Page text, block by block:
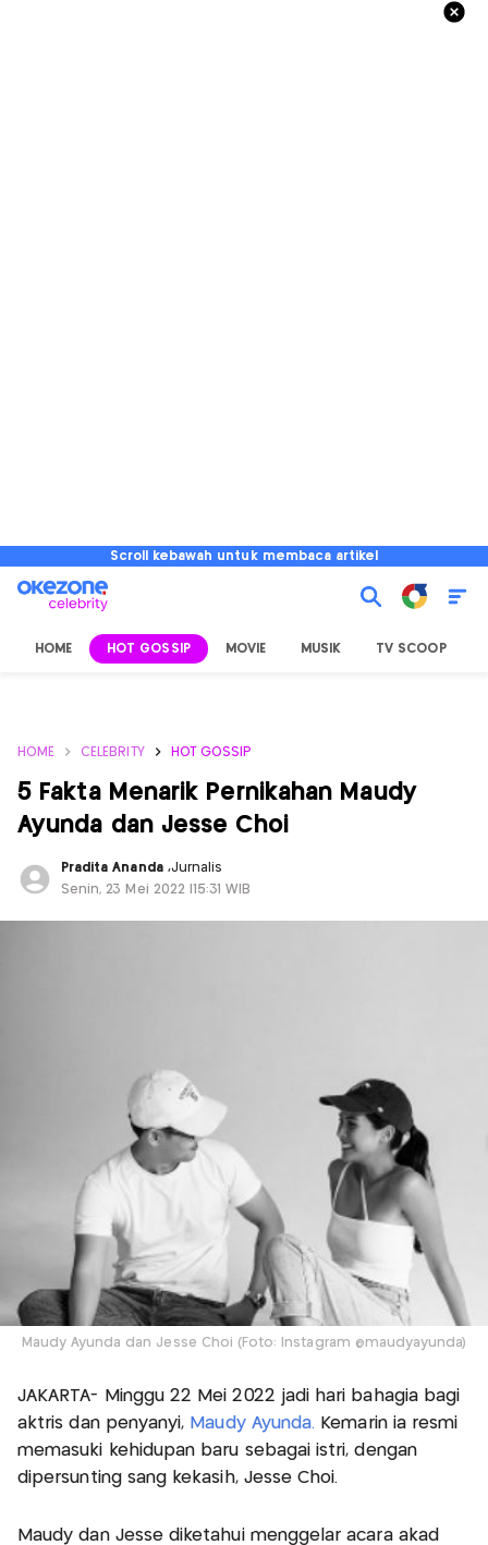
Scroll kebawah untuk membaca artikel
HOME HOT GOSSIP MOVIE MUSIK TV SCOOP
HOME CELEBRITY HOT GOSSIP
5 Fakta Menarik Pernikahan Maudy
Ayunda dan Jesse Choi
Pradita Ananda ,Jurnalis
Senin, 23 Mei 2022 |15:31 WIB
Maudy Ayunda dan Jesse Choi (Foto: Instagram @maudyayunda)
JAKARTA- Minggu 22 Mei 2022 jadi hari bahagia bagi
aktris dan penyanyi, Maudy Ayunda. Kemarin ia resmi
memasuki kehidupan baru sebagai istri, dengan
dipersunting sang kekasih, Jesse Choi.
Maudy dan Jesse diketahui menggelar acara akad